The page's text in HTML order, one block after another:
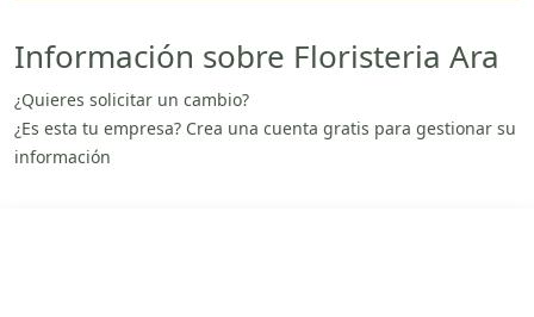
Información sobre Floristeria Ara
¿Quieres solicitar un cambio?
¿Es esta tu empresa? Crea una cuenta gratis para gestionar su
información